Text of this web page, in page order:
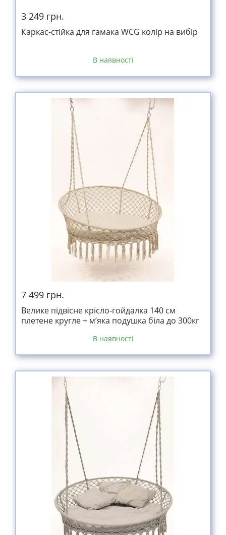
3 249 грн.
Каркас-стійка для гамака WCG колір на вибір
В наявності
7 499 грн.
Велике підвісне крісло-гойдалка 140 см
плетене кругле + м’яка подушка біла до 300кг
В наявності